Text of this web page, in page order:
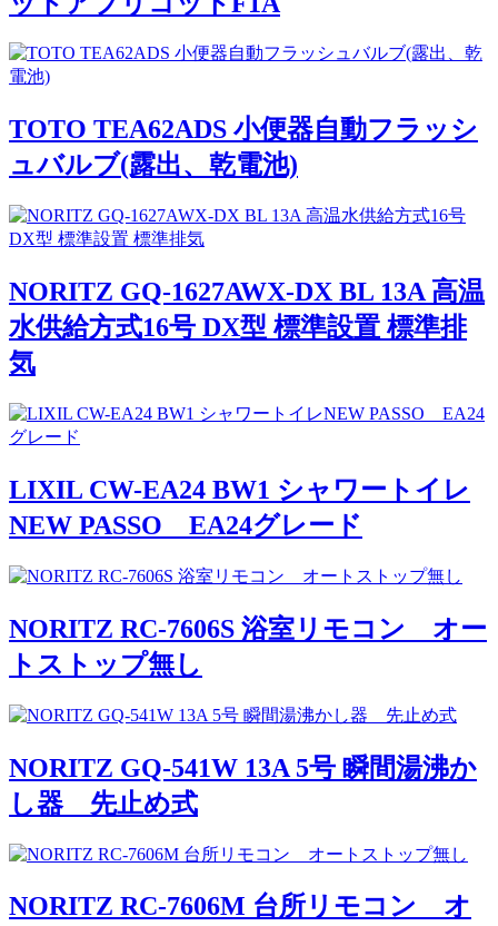
TOTO TEA62ADS 小便器自動フラッシ
ュバルブ(露出、乾電池)
NORITZ GQ-1627AWX-DX BL 13A 高温
水供給方式16号 DX型 標準設置 標準排
気
LIXIL CW-EA24 BW1 シャワートイレ
NEW PASSO EA24グレード
NORITZ RC-7606S 浴室リモコン オー
トストップ無し
NORITZ GQ-541W 13A 5号 瞬間湯沸か
し器 先止め式
NORITZ RC-7606M 台所リモコン オ